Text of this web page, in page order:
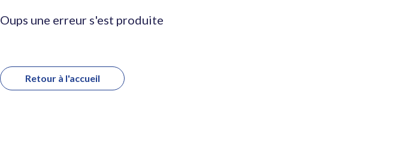
Oups une erreur s'est produite
Retour à l'accueil